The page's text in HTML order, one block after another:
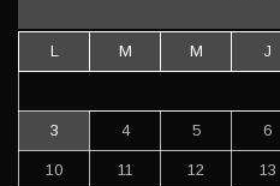
L M M J
3 4 5 6
10 11 12 13